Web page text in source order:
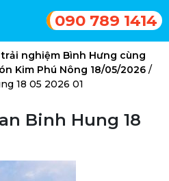
090 789 1414
nghiệm Bình Hưng cùng
Kim Phú Nông 18/05/2026 /
18 05 2026 01
Binh Hung 18